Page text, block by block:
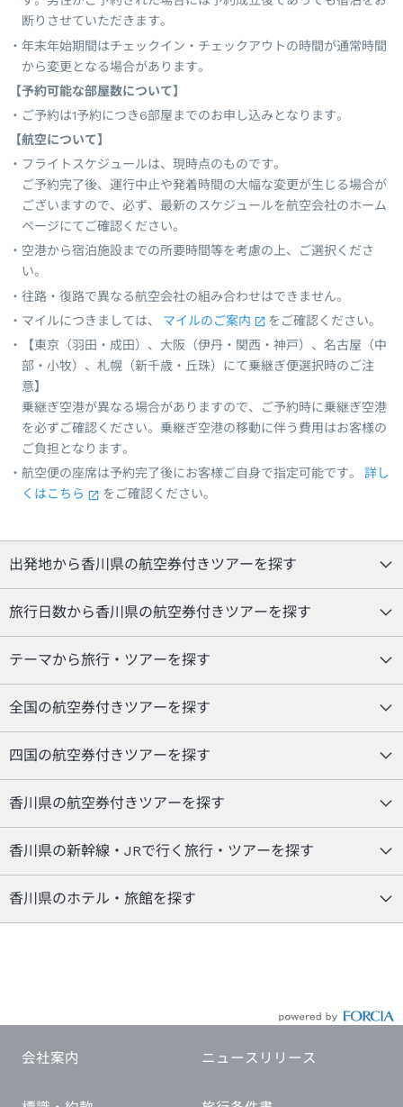
断りさせていただきます。
年末年始期間はチェックイン・チェックアウトの時間が通常時間
から変更となる場合があります。
【予約可能な部屋数について】
ご予約は1予約につき6部屋までのお申し込みとなります。
【航空について】
フライトスケジュールは、現時点のものです。
ご予約完了後、運行中止や発着時間の大幅な変更が生じる場合が
ございますので、必ず、最新のスケジュールを航空会社のホーム
ページにてご確認ください。
空港から宿泊施設までの所要時間等を考慮の上、ご選択くださ
い。
往路・復路で異なる航空会社の組み合わせはできません。
マイルにつきましては、
マイルのご案内
をご確認ください。
【東京（羽田・成田）、大阪（伊丹・関西・神戸）、名古屋（中
部・小牧）、札幌（新千歳・丘珠）にて乗継ぎ便選択時のご注
意】
乗継ぎ空港が異なる場合がありますので、ご予約時に乗継ぎ空港
を必ずご確認ください。乗継ぎ空港の移動に伴う費用はお客様の
ご負担となります。
航空便の座席は予約完了後にお客様ご自身で指定可能です。
詳し
くはこちら
をご確認ください。
出発地から香川県の航空券付きツアーを探す
旅行日数から香川県の航空券付きツアーを探す
テーマから旅行・ツアーを探す
全国の航空券付きツアーを探す
四国の航空券付きツアーを探す
香川県の航空券付きツアーを探す
香川県の新幹線・JRで行く旅行・ツアーを探す
香川県のホテル・旅館を探す
会社案内 ニュースリリース